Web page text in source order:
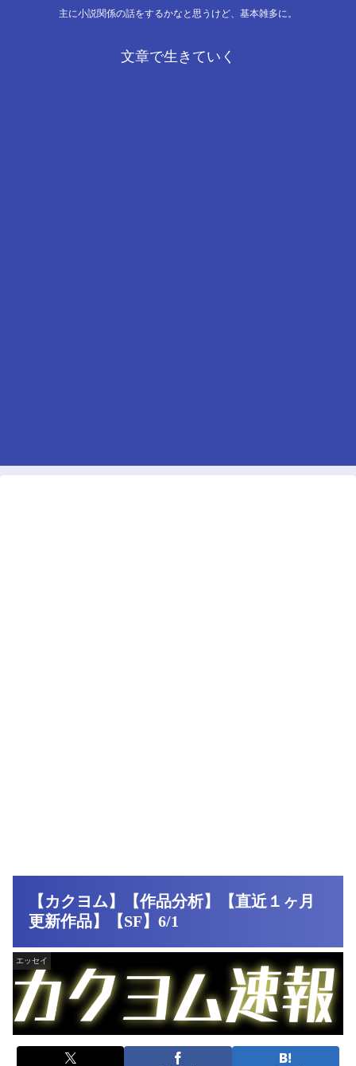
主に小説関係の話をするかなと思うけど、基本雑多に。
文章で生きていく
【カクヨム】【作品分析】【直近１ヶ月
更新作品】【SF】6/1
エッセイ